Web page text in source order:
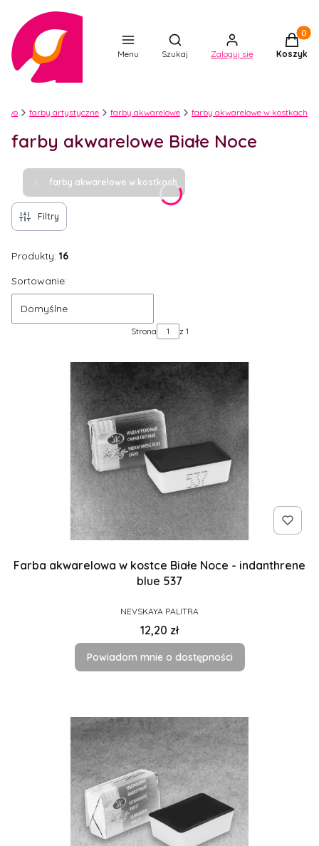
Menu
Otwórz wyszukiwarkę
Szukaj Zaloguj się Koszyk
farby artystyczne farby akwarelowe farby akwarelowe w kostkach
farby akwarelowe Białe Noce
farby akwarelowe w kostkach
Filtry
Produkty: 16
Lista produktów
Sortowanie:
Domyślne
Strona z 1
Farba akwarelowa w kostce Białe Noce - indanthrene
blue 537
PRODUCENT
NEVSKAYA PALITRA
Cena
12,20 zł
Powiadom mnie o dostępności